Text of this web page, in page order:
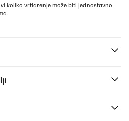
koliko vrtlarenje može biti jednostavno –